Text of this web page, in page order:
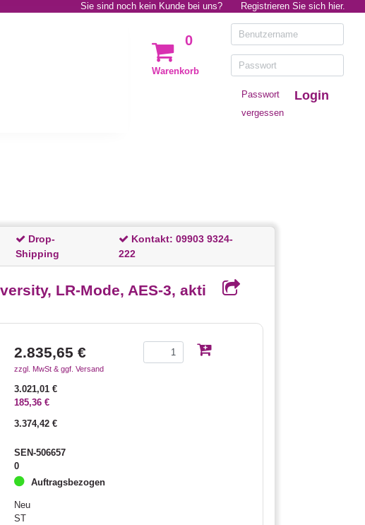
Sie sind noch kein Kunde bei uns? Registrieren Sie sich hier.
0
Warenkorb
Passwort
vergessen
Login
Drop-
Shipping
Kontakt:09903 9324-
222
LR-Mode, AES-3, akti
2.835,65 €
zzgl. MwSt & ggf. Versand
3.021,01 €
185,36 €
3.374,42 €
SEN-506657
0
Auftragsbezogen
Neu
ST